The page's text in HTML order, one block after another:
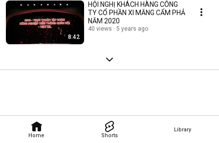
Home Shorts
Library
8:42
HỘI NGHỊ KHÁCH HÀNG CÔNG
TY CỔ PHẦN XI MĂNG CẨM PHẢ
NĂM 2020
40 views 5 years ago